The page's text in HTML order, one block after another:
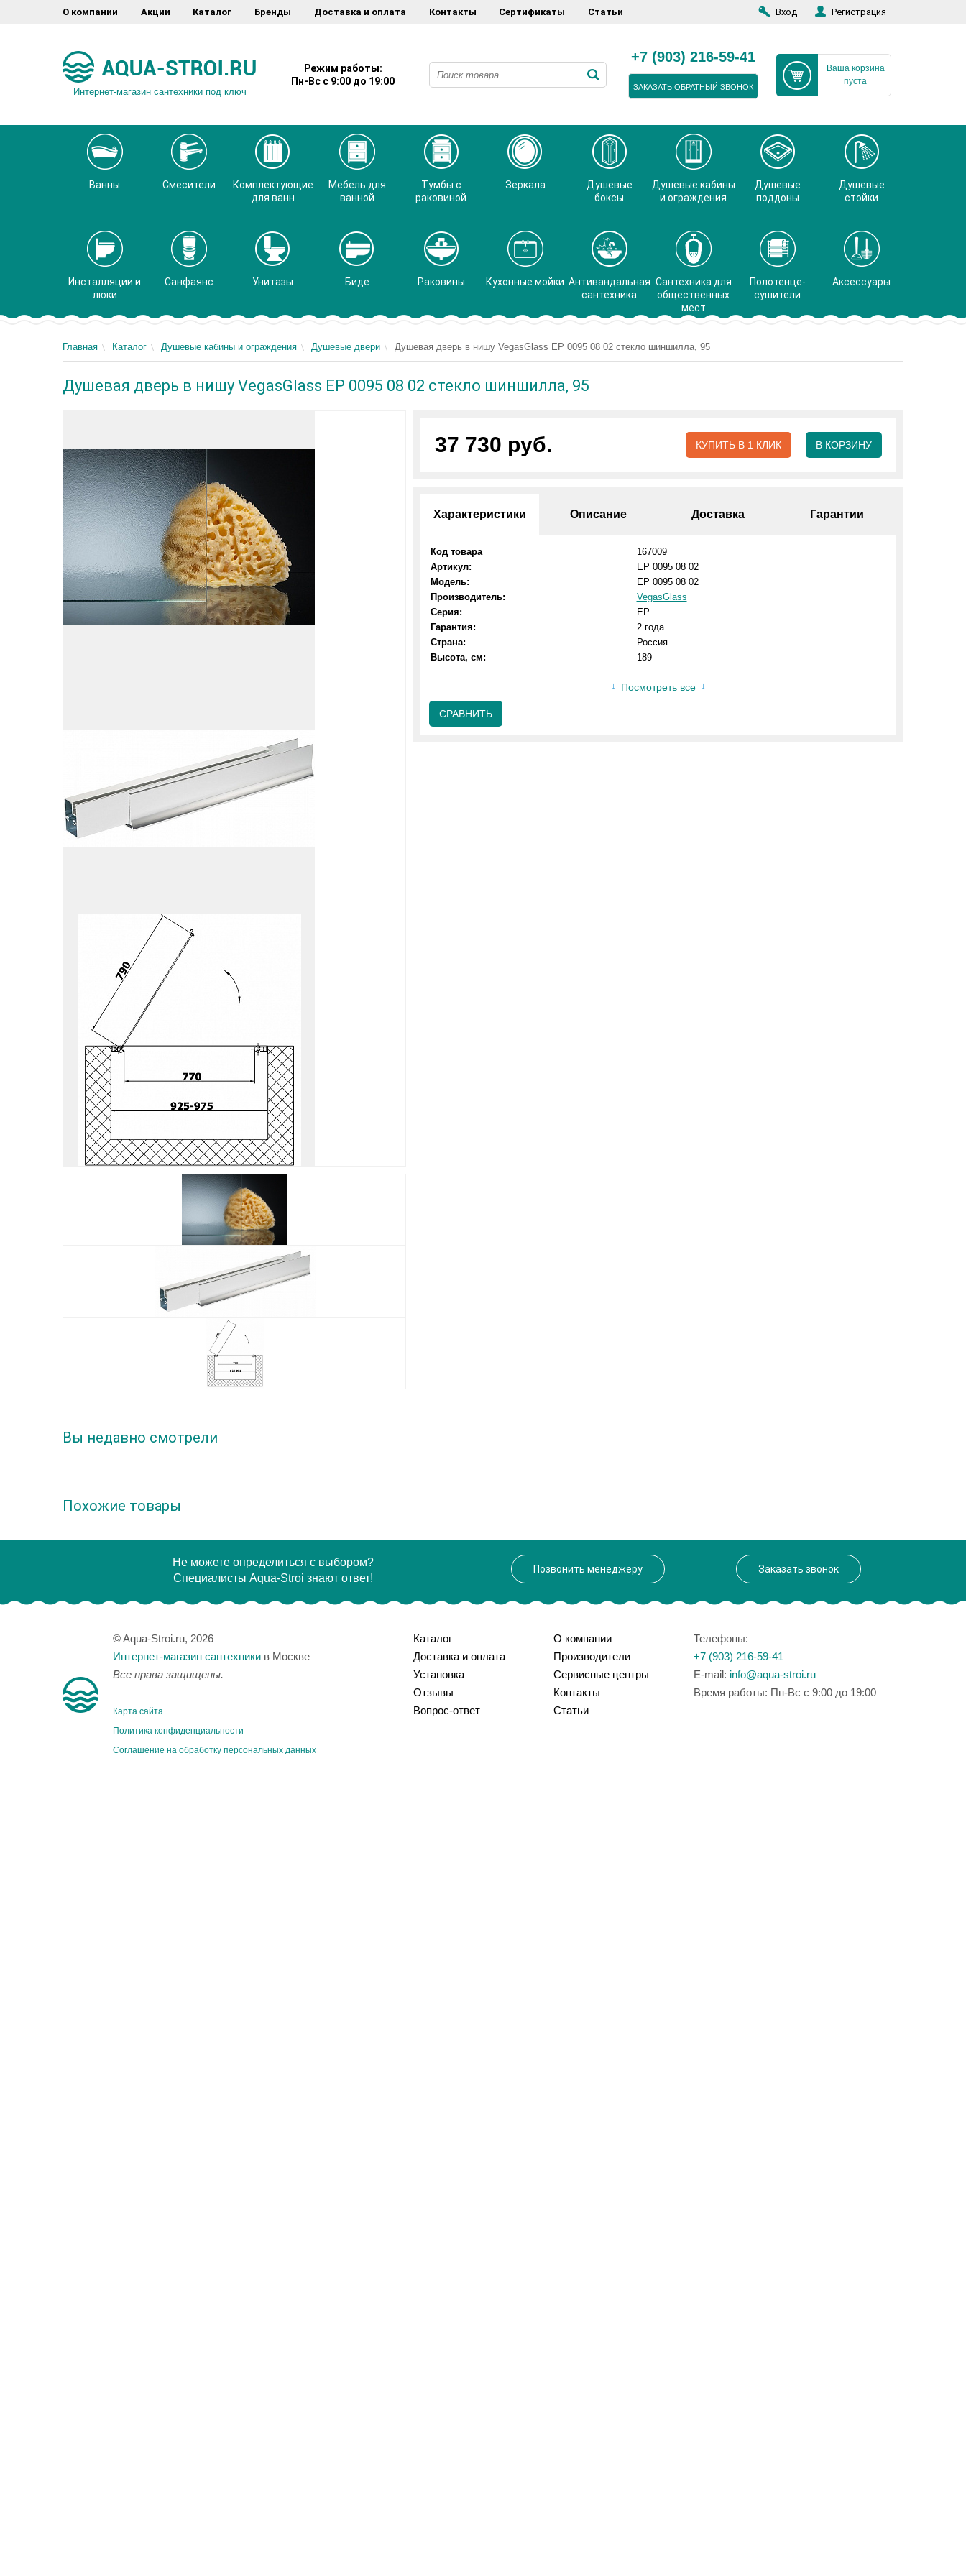
О компании Акции Каталог Бренды Доставка и оплата Контакты Сертификаты Статьи Вход Регистрация
Интернет-магазин сантехники под ключ
Режим работы:
Пн-Вс с 9:00 до 19:00
+7 (903) 216-59-41
ЗАКАЗАТЬ ОБРАТНЫЙ ЗВОНОК
Ваша корзина
пуста
Ванны Смесители
Комплектующие
для ванн
Мебель для
ванной
Тумбы с
раковиной
Зеркала
Душевые
боксы
Душевые кабины
и ограждения
Душевые
поддоны
Душевые
стойки
Инсталляции и
люки
Санфаянс Унитазы Биде Раковины Кухонные мойки Антивандальная
сантехника
Сантехника для
общественных
мест
Полотенце-
сушители
Аксессуары
Главная Каталог Душевые кабины и ограждения Душевые двери Душевая дверь в нишу VegasGlass EP 0095 08 02 стекло шиншилла, 95
Душевая дверь в нишу VegasGlass EP 0095 08 02 стекло шиншилла, 95
37 730 руб. КУПИТЬ В 1 КЛИК В КОРЗИНУ
Характеристики Описание Доставка Гарантии
Код товара
167009
Артикул:
EP 0095 08 02
Модель:
EP 0095 08 02
Производитель:
VegasGlass
Серия:
EP
Гарантия:
2 года
Страна:
Россия
Высота, см:
189
Посмотреть все
СРАВНИТЬ
Вы недавно смотрели
Похожие товары
Не можете определиться с выбором?
Специалисты Aqua-Stroi знают ответ!
Позвонить менеджеру Заказать звонок
© Aqua-Stroi.ru, 2026
Интернет-магазин сантехники в Москве
Все права защищены.
Карта сайта
Политика конфиденциальности
Соглашение на обработку персональных данных
Каталог
Доставка и оплата
Установка
Отзывы
Вопрос-ответ
О компании
Производители
Сервисные центры
Контакты
Статьи
Телефоны:
+7 (903) 216-59-41
E-mail: info@aqua-stroi.ru
Время работы: Пн-Вс с 9:00 до 19:00